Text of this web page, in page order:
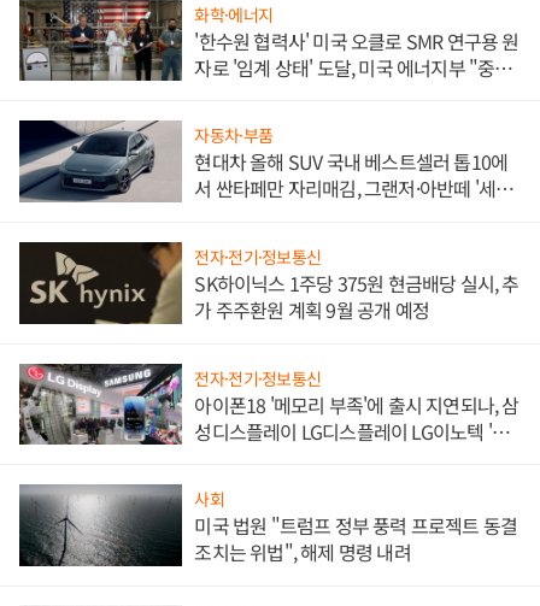
화학·에너지
'한수원 협력사' 미국 오클로 SMR 연구용 원
자로 '임계 상태' 도달, 미국 에너지부 "중요
자동차·부품
현대차 올해 SUV 국내 베스트셀러 톱10에
서 싼타페만 자리매김, 그랜저·아반떼 '세단
전자·전기·정보통신
SK하이닉스 1주당 375원 현금배당 실시, 추
가 주주환원 계획 9월 공개 예정
전자·전기·정보통신
아이폰18 '메모리 부족'에 출시 지연되나, 삼
성디스플레이 LG디스플레이 LG이노텍 '탈
사회
미국 법원 "트럼프 정부 풍력 프로젝트 동결
조치는 위법", 해제 명령 내려